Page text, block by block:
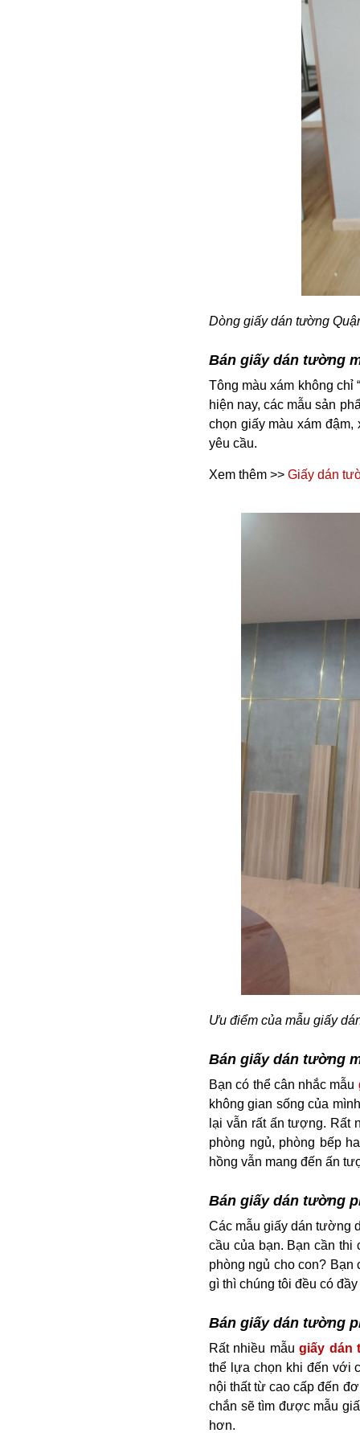
Dòng giấy dán tường
Bán giấy dán tường
Tông màu xám không chỉ
hiện nay, các mẫu sản
chọn giấy màu xám
yêu cầu.
Xem thêm >> Giấy dán
Ưu điểm của mẫu giấy
Bán giấy dán tường
Bạn có thể cân nhắc mẫu
không gian sống của
lại vẫn rất ấn tượng. Rất
phòng ngủ, phòng bếp
hồng vẫn mang đến ấn
Bán giấy dán tường
Các mẫu giấy dán tường
cầu của bạn. Bạn cần thi
phòng ngủ cho con? Bạn
gì thì chúng tôi đều có
Bán giấy dán tường
Rất nhiều mẫugiấy dán
thể lựa chọn khi đến với
nội thất từ cao cấp đến
chắn sẽ tìm được mẫu
hơn.